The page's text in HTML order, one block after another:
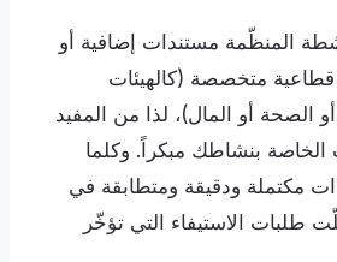
المنظّمة مستندات إضافية أو
متخصصة (كالهيئات
الصحة أو المال)، لذا من المفيد
الخاصة بنشاطك مبكراً. وكلما
مكتملة ودقيقة ومتطابقة في
طلبات الاستيفاء التي تؤخّر